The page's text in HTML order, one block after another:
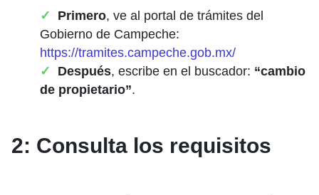
Primero, ve al portal de trámites del
Gobierno de Campeche:
https://tramites.campeche.gob.mx/
Después, escribe en el buscador: “cambio
de propietario”.
2: Consulta los requisitos